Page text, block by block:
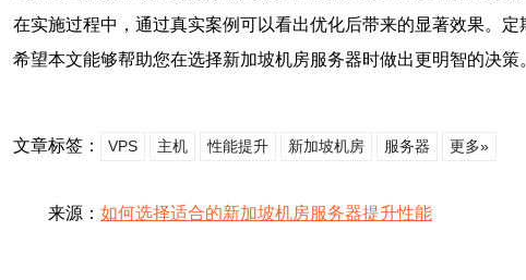
在实施过程中，通过真实案例可以看出优化后带来的显著效果。
希望本文能够帮助您在选择新加坡机房服务器时做出更明智的决策
文章标签： VPS 主机 性能提升 新加坡机房 服务器 更多»
来源： 如何选择适合的新加坡机房服务器提升性能